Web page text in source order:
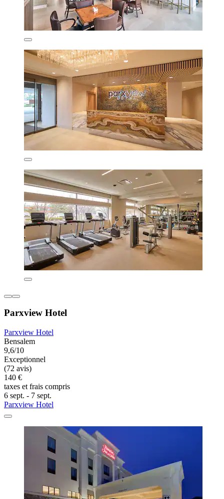
Parxview Hotel
Parxview Hotel
Bensalem
9,6/10
Exceptionnel
(72 avis)
140 €
taxes et frais compris
6 sept. - 7 sept.
Parxview Hotel